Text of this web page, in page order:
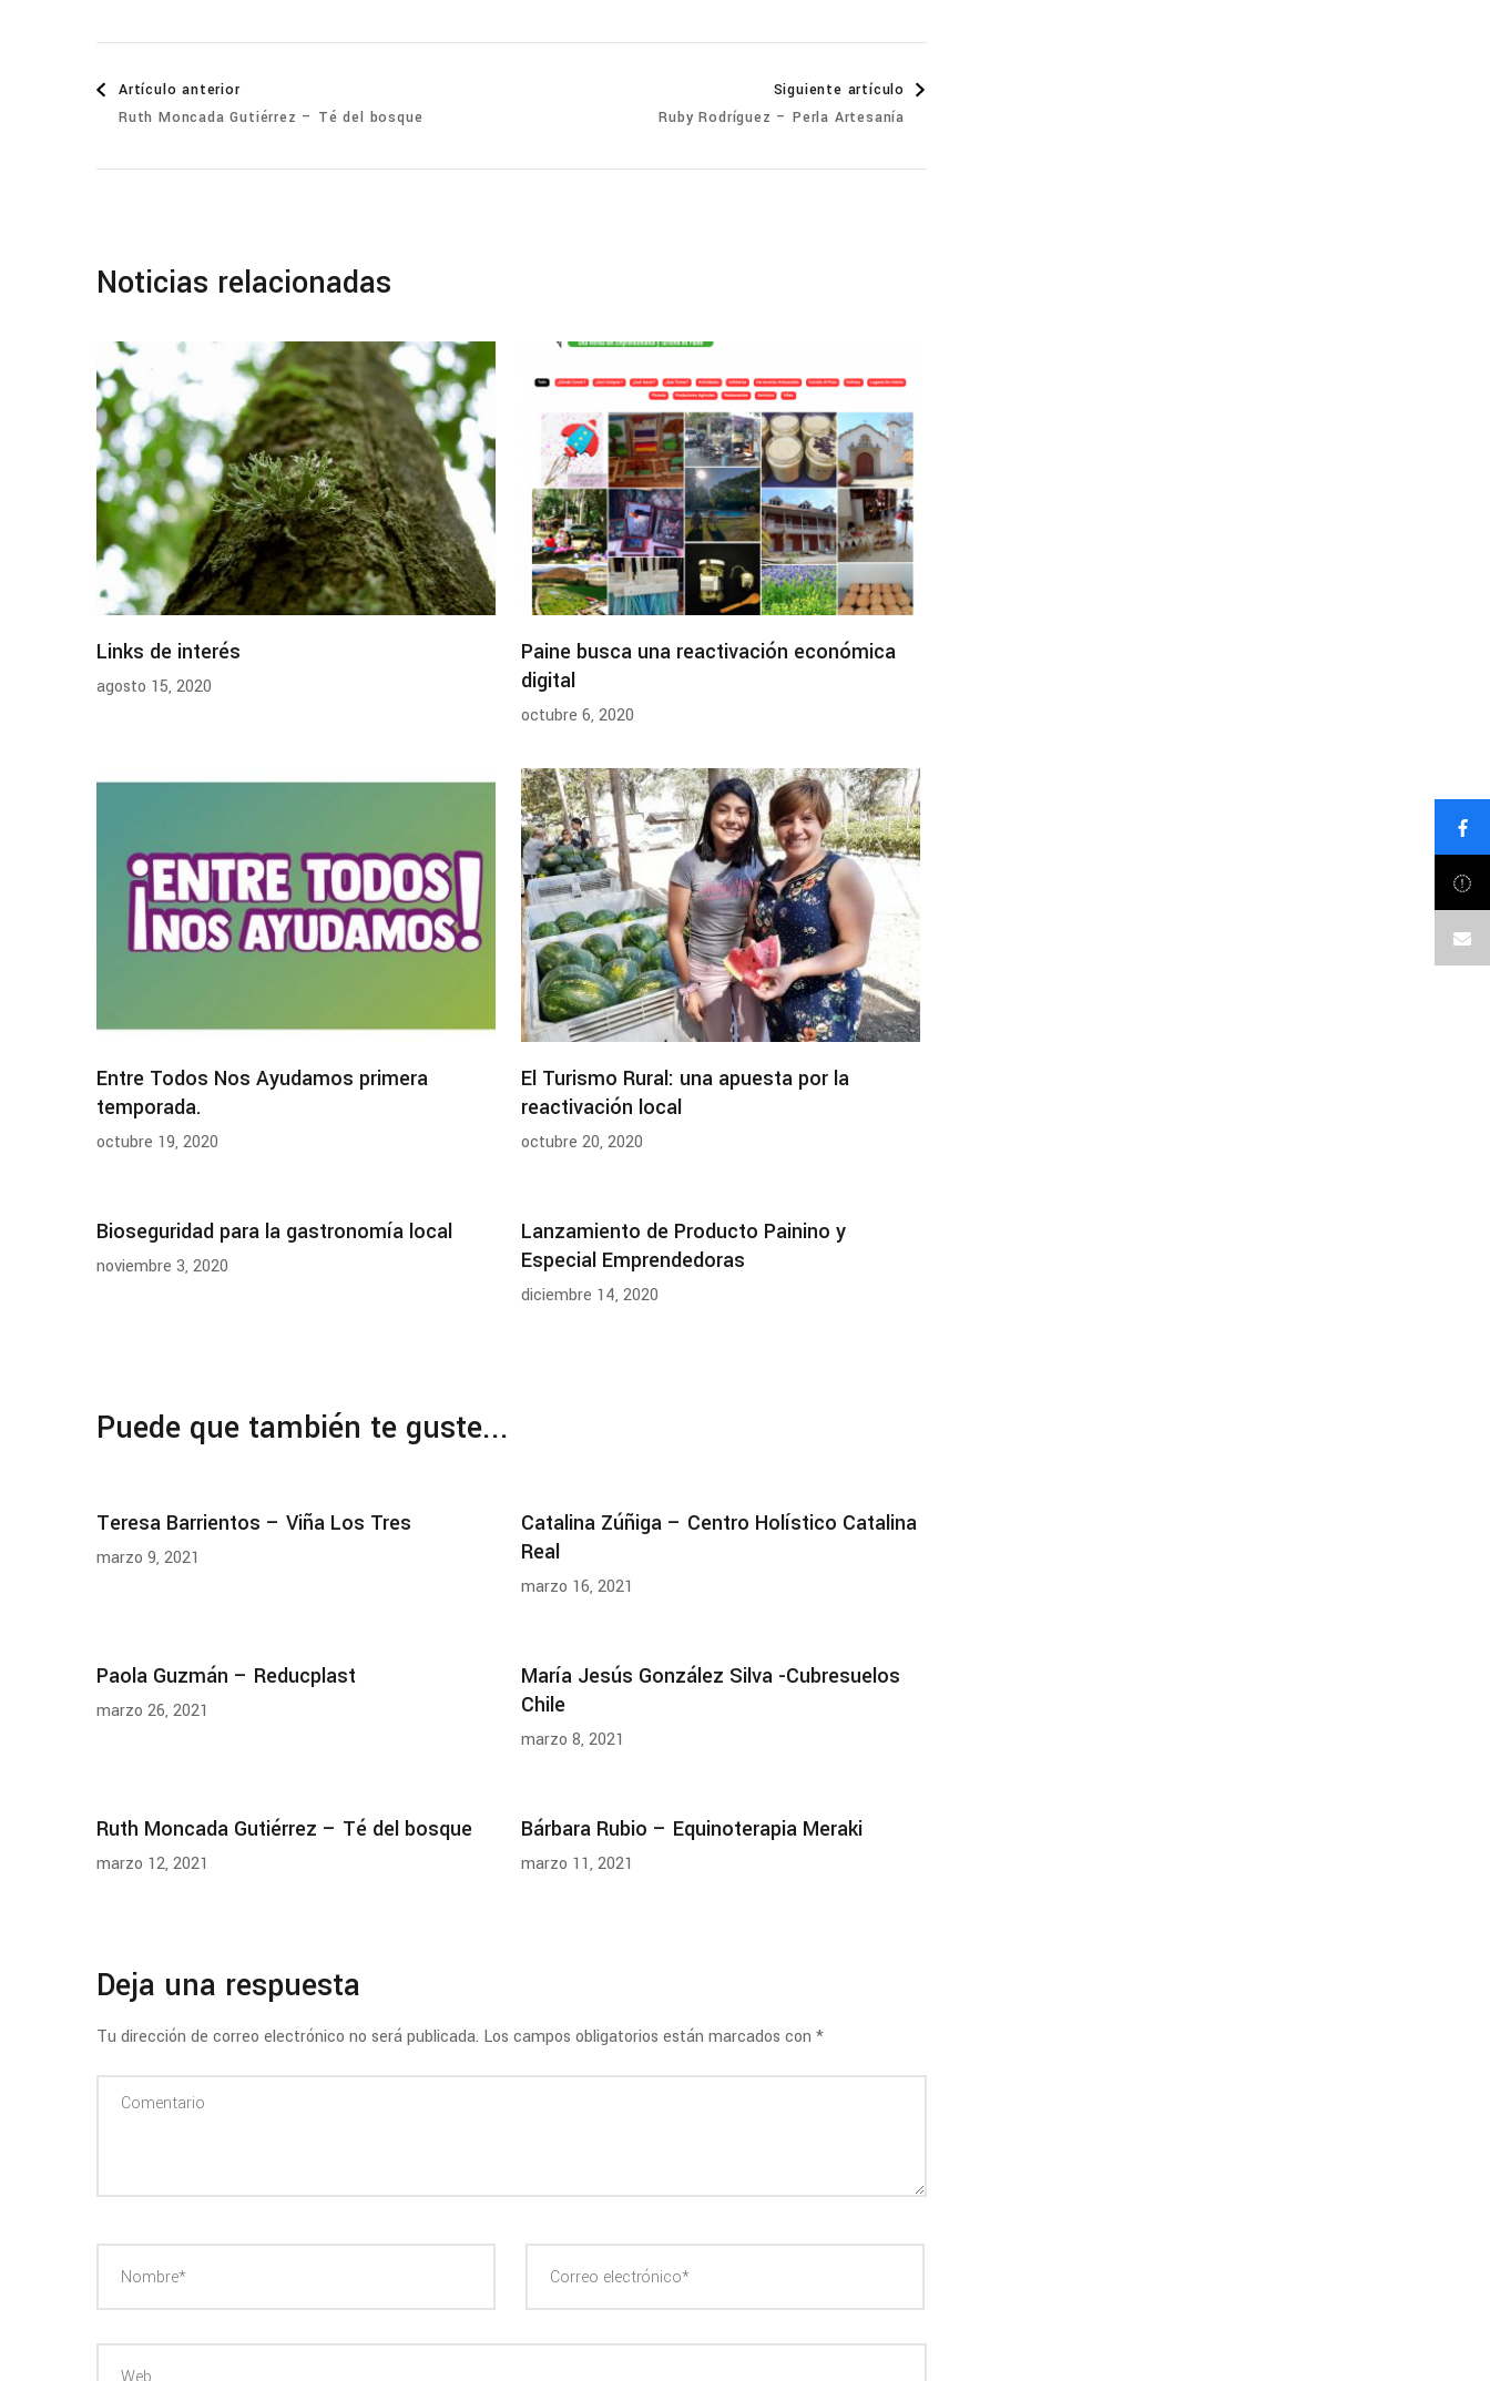
Navegación
de
Artículo anterior
Ruth Moncada Gutiérrez – Té del bosque
Siguiente artículo
Ruby Rodríguez – Perla Artesanía
Noticias relacionadas
Links de interés
agosto 15, 2020
Paine busca una reactivación económica
digital
octubre 6, 2020
Entre Todos Nos Ayudamos primera
temporada.
octubre 19, 2020
El Turismo Rural: una apuesta por la
reactivación local
octubre 20, 2020
Bioseguridad para la gastronomía local
noviembre 3, 2020
Lanzamiento de Producto Painino y
Especial Emprendedoras
diciembre 14, 2020
Puede que también te guste...
Teresa Barrientos – Viña Los Tres
marzo 9, 2021
Catalina Zúñiga – Centro Holístico Catalina
Real
marzo 16, 2021
Paola Guzmán – Reducplast
marzo 26, 2021
María Jesús González Silva -Cubresuelos
Chile
marzo 8, 2021
Ruth Moncada Gutiérrez – Té del bosque
marzo 12, 2021
Bárbara Rubio – Equinoterapia Meraki
marzo 11, 2021
Deja una respuesta
Tu dirección de correo electrónico no será publicada. Los campos obligatorios están marcados con *